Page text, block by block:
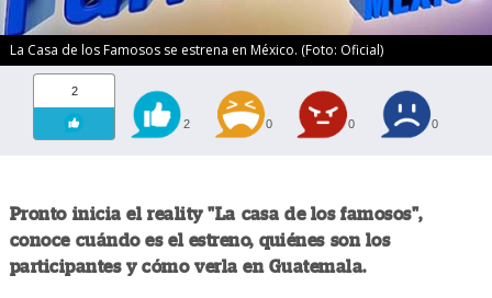
La Casa de los Famosos se estrena en México. (Foto: Oficial)
2
2 0 0 0
Pronto inicia el reality "La casa de los famosos",
conoce cuándo es el estreno, quiénes son los
participantes y cómo verla en Guatemala.